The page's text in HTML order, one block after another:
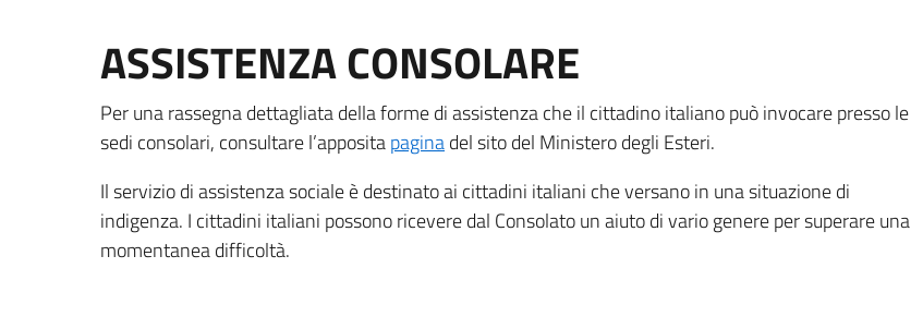
ASSISTENZA CONSOLARE
Per una rassegna dettagliata della forme di assistenza che il cittadino italiano può invocare presso le
sedi consolari, consultare l’appositapaginadel sito del Ministero degli Esteri.
Il servizio di assistenza sociale è destinato ai cittadini italiani che versano in una situazione di
indigenza. I cittadini italiani possono ricevere dal Consolato un aiuto di vario genere per superare una
momentanea difficoltà.